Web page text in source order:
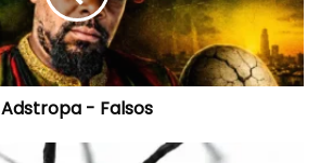
Adstropa - Falsos